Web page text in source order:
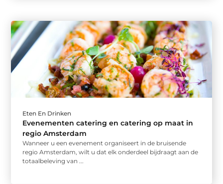
Eten En Drinken
Evenementen catering en catering op maat in
regio Amsterdam
Wanneer u een evenement organiseert in de bruisende
regio Amsterdam, wilt u dat elk onderdeel bijdraagt aan de
totaalbeleving van ...